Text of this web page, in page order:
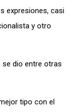
expresiones, casi
y otro
se dio entre otras
tipo con el